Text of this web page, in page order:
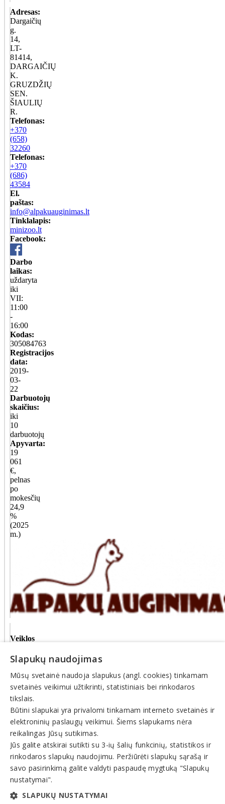
Adresas:
Dargaičių
g.
14,
LT-
81414,
DARGAIČIŲ
K.
GRUZDŽIŲ
SEN.
ŠIAULIŲ
R.
Telefonas:
+370
(658)
32260
Telefonas:
+370
(686)
43584
El.
paštas:
info@alpakuauginimas.lt
Tinklalapis:
minizoo.lt
Facebook:
Darbo
laikas:
uždaryta
iki
VII:
11:00
-
16:00
Kodas:
305084763
Registracijos
data:
2019-
03-
22
Darbuotojų
skaičius:
iki
10
darbuotojų
Apyvarta:
19
061
€,
pelnas
po
mokesčių
24,9
%
(2025
m.)
Veiklos
zoologijos
sodai
© INFOMINTA, UAB. Visos teisės saugomos. Telefonas+370
6900 1551. El. paštasinfo@1551.info
Pagrindinis
Tikslinti duomenis
Transportas
El. parduotuvės
Pagalba
Pasiūlymai
Slapukų naudojimas
Mūsų svetainė naudoja slapukus (angl. cookies) tinkamam
svetainės veikimui užtikrinti, statistiniais bei rinkodaros
tikslais.
Būtini slapukai yra privalomi tinkamam interneto svetainės ir
elektroninių paslaugų veikimui. Šiems slapukams nėra
reikalingas Jūsų sutikimas.
Jūs galite atskirai sutikti su 3-ių šalių funkcinių, statistikos ir
rinkodaros slapukų naudojimu. Peržiūrėti slapukų sąrašą ir
savo pasirinkimą galite valdyti paspaudę mygtuką "Slapukų
nustatymai".
SLAPUKŲ NUSTATYMAI